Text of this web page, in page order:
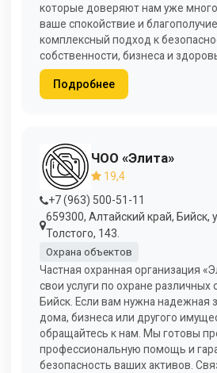
которые доверяют нам уже
ваше спокойствие и
комплексный подход к
собственности, бизнеса и
Подробнее
ЧОО «Элита»
19,4
+7 (963) 500-51-11
659300, Алтайский край, Бийск,
Толстого, 143.
Охрана объектов
Частная охранная организация
свои услуги по охране различных
Бийск. Если вам нужна надежная
дома, бизнеса или другого
обращайтесь к нам. Мы готовы
профессиональную помощь и
безопасность ваших активов.